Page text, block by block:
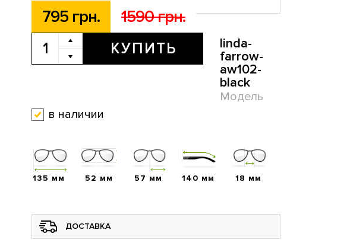
795 грн. 1590 грн.
КУПИТЬ
linda-
farrow-
aw102-
black
Модель
в наличии
135 мм 52 мм 57 мм 140 мм 18 мм
ДОСТАВКА